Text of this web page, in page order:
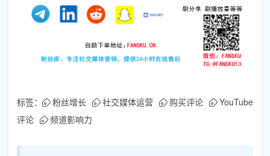
标签： 粉丝增长 社交媒体运营 购买评论
YouTube
评论
频道影响力